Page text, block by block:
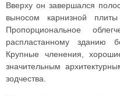
Вверху он завершался
выносом карнизной
Пропорциональное
распластанному зданию
Крупные членения,
значительным
зодчества.